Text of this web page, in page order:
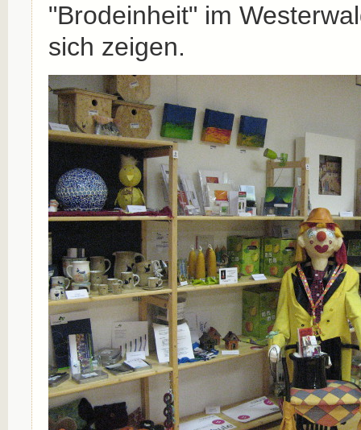
"Brodeinheit" im
sich zeigen.